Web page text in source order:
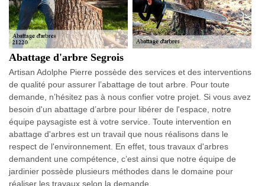
Abattage d'arbre Segrois
Artisan Adolphe Pierre possède des services et des interventions
de qualité pour assurer l’abattage de tout arbre. Pour toute
demande, n’hésitez pas à nous confier votre projet. Si vous avez
besoin d'un abattage d’arbre pour libérer de l'espace, notre
équipe paysagiste est à votre service. Toute intervention en
abattage d'arbres est un travail que nous réalisons dans le
respect de l'environnement. En effet, tous travaux d'arbres
demandent une compétence, c’est ainsi que notre équipe de
jardinier possède plusieurs méthodes dans le domaine pour
réaliser les travaux selon la demande.